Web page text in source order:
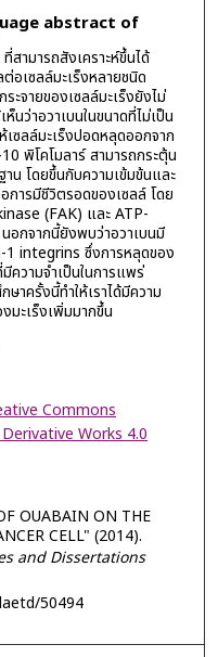
abstract of
ามารถสังเคราะห์ขึ้นได้
อเซลล์มะเร็งหลายชนิด
จายของเซลล์มะเร็งยังไม่
นว่าอวาเบนในขนาดที่ไม่เป็น
ซลล์มะเร็งปอดหลุดออกจาก
พิโคโมลาร์ สามารถกระตุ้น
าน โดยขึ้นกับความเข้มข้นและ
การมีชีวิตรอดของเซลล์ โดย
(FAK) และ ATP-
กจากนี้ยังพบว่าอวาเบนมี
integrins ซึ่งการหลุดของ
ความจำเป็นในการแพร่
ษาครั้งนี้ทำให้เราได้มีความ
มะเร็งเพิ่มมากขึ้น
Commons
Works 4.0
OUABAIN ON THE
CELL" (2014).
and Dissertations
50494